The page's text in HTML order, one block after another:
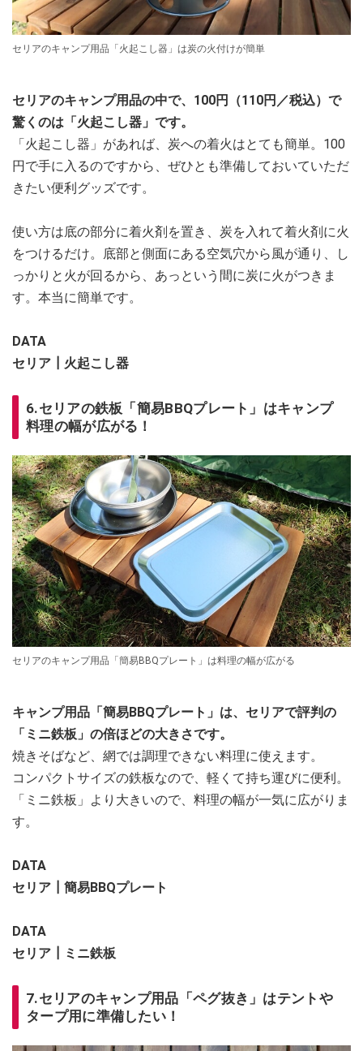
セリアのキャンプ用品「火起こし器」は炭の火付けが簡単
セリアのキャンプ用品の中で、100円（110円／税込）で
驚くのは「火起こし器」です。
「火起こし器」があれば、炭への着火はとても簡単。100
円で手に入るのですから、ぜひとも準備しておいていただ
きたい便利グッズです。
使い方は底の部分に着火剤を置き、炭を入れて着火剤に火
をつけるだけ。底部と側面にある空気穴から風が通り、し
っかりと火が回るから、あっという間に炭に火がつきま
す。本当に簡単です。
DATA
セリア┃火起こし器
6.セリアの鉄板「簡易BBQプレート」はキャンプ
料理の幅が広がる！
セリアのキャンプ用品「簡易BBQプレート」は料理の幅が広がる
キャンプ用品「簡易BBQプレート」は、セリアで評判の
「ミニ鉄板」の倍ほどの大きさです。
焼きそばなど、網では調理できない料理に使えます。
コンパクトサイズの鉄板なので、軽くて持ち運びに便利。
「ミニ鉄板」より大きいので、料理の幅が一気に広がりま
す。
DATA
セリア┃簡易BBQプレート
DATA
セリア┃ミニ鉄板
7.セリアのキャンプ用品「ペグ抜き」はテントや
タープ用に準備したい！